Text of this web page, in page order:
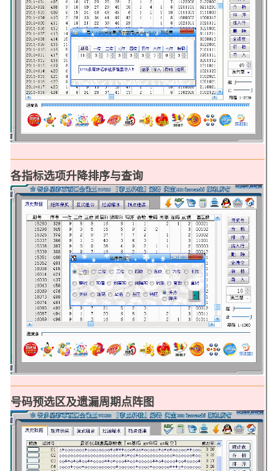
各指标选项升降排序与查询
号码预选区及遗漏周期点阵图